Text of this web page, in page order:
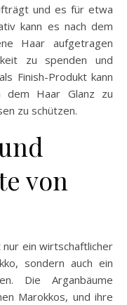
und es für etwa
kann es nach dem
Haar aufgetragen
zu spenden und
Finish-Produkt kann
dem Haar Glanz zu
zu schützen.
von
nur ein wirtschaftlicher
sondern auch ein
Die Arganbäume
Marokkos, und ihre